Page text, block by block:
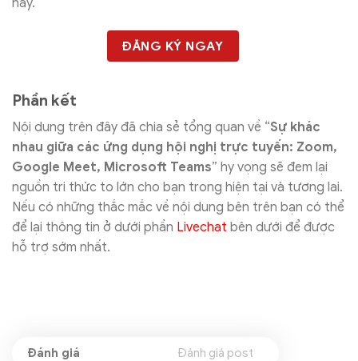
nay.
ĐĂNG KÝ NGAY
Phần kết
Nội dung trên đây đã chia sẻ tổng quan về “Sự khác
nhau giữa các ứng dụng hội nghị trực tuyến: Zoom,
Google Meet, Microsoft Teams” hy vọng sẽ đem lại
nguồn tri thức to lớn cho bạn trong hiện tại và tương lai.
Nếu có những thắc mắc về nội dung bên trên bạn có thể
để lại thông tin ở dưới phần Livechat bên dưới để được
hỗ trợ sớm nhất.
Đánh giá post